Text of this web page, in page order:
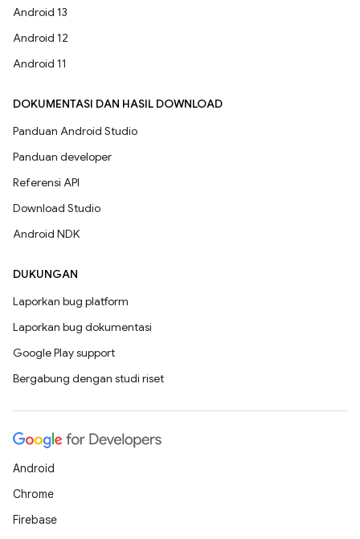
Android 13
Android 12
Android 11
DOKUMENTASI DAN HASIL DOWNLOAD
Panduan Android Studio
Panduan developer
Referensi API
Download Studio
Android NDK
DUKUNGAN
Laporkan bug platform
Laporkan bug dokumentasi
Google Play support
Bergabung dengan studi riset
Android
Chrome
Firebase